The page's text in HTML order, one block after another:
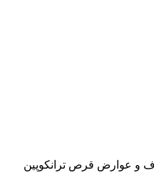
و عوارض قرص ترانکوپین